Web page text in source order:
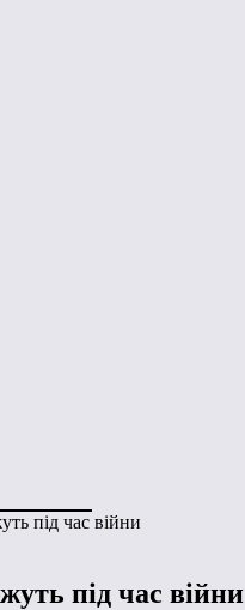
під час війни
під час війни